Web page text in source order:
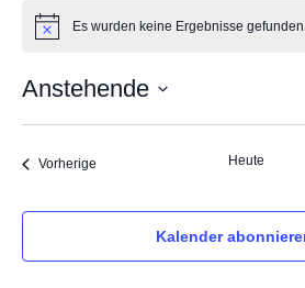
HinweisEs wurden keine Ergebnisse
Anstehende
VorherigeVeranstaltungen Heute
Kalender